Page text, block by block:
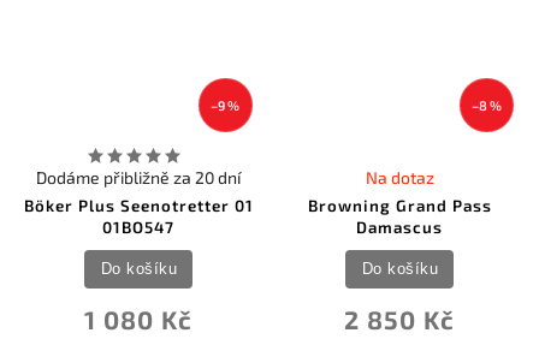
–9 %
Böker Plus Seenotretter 01
01BO547
Dodáme přibližně za 20 dní
1 080 Kč
Do košíku
–8 %
Browning Grand Pass
Damascus
Na dotaz
2 850 Kč
Do košíku